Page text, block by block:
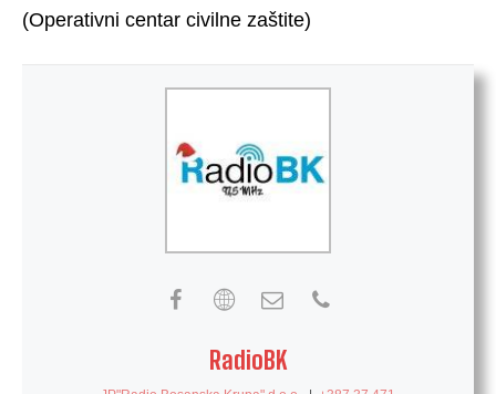
(Operativni centar civilne zaštite)
RadioBK